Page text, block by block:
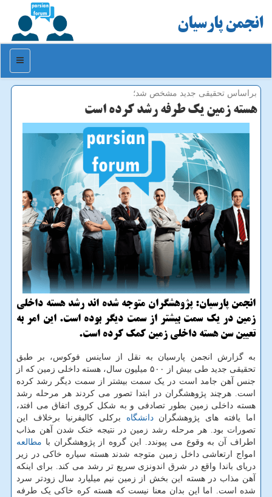
انجمن پارسیان
منو
براساس تحقیقی جدید مشخص شد؛
هسته زمین یك طرفه رشد كرده است
انجمن پارسیان: پژوهشگران متوجه شده اند رشد هسته داخلی
زمین در یک سمت بیشتر از سمت دیگر بوده است. این امر به
تعیین سن هسته داخلی زمین کمک کرده است.
به گزارش انجمن پارسیان به نقل از ساینس فوکوس، بر طبق
تحقیقی جدید طی بیش از ۵۰۰ میلیون سال، هسته داخلی زمین که از
جنس آهن جامد است در یک سمت بیشتر از سمت دیگر رشد کرده
است. هرچند پژوهشگران در ابتدا تصور می کردند هر مرحله رشد
هسته داخلی زمین بطور تصادفی و به شکل کروی اتفاق می افتد،
اما یافته های پژوهشگراندانشگاه برکلی کالیفرنیا برخلاف این
تصورات بود. هر مرحله رشد زمین در نتیجه خنک شدن آهن مذاب
اطراف آن به وقوع می پیوندد. این گروه از پژوهشگران با مطالعه
امواج ارتعاشی داخل زمین متوجه شدند هسته سیاره خاکی در زیر
دریای باندا واقع در شرق اندونزی سریع تر رشد می کند. برای اینکه
آهن مذاب در هسته این بخش از زمین نیم میلیارد سال زودتر سرد
شده است. اما این بدان معنا نیست که هسته کره خاکی یک طرفه